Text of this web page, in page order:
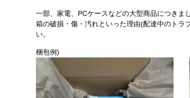
一部、家電、PCケースなどの大型商品につき
箱の破損・傷・汚れといった理由(配達中のトラ
い。
梱包例)